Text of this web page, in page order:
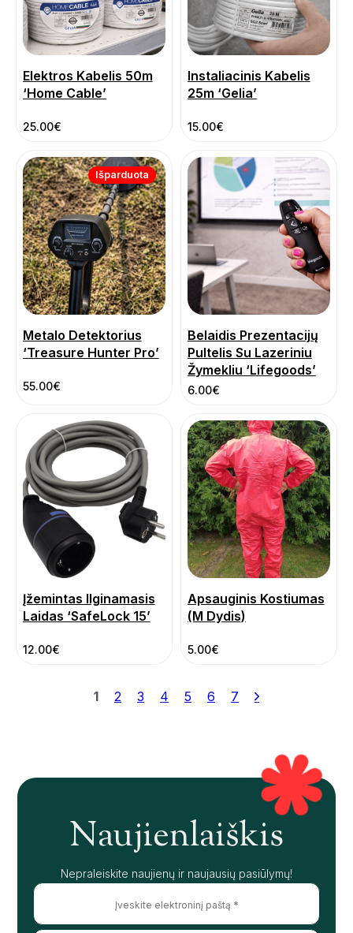
Elektros Kabelis 50m
‘Home Cable’
25.00€
Instaliacinis Kabelis
25m ‘Gelia’
15.00€
Metalo Detektorius
‘Treasure Hunter Pro’
55.00€
Išparduota
Belaidis Prezentacijų
Pultelis Su Lazeriniu
Žymekliu ‘Lifegoods’
6.00€
Įžemintas Ilginamasis
Laidas ‘SafeLock 15’
12.00€
Apsauginis Kostiumas
(M Dydis)
5.00€
1 2 3 4 5 6 7
Naujienlaiškis
Nepraleiskite naujienų ir naujausių pasiūlymų!